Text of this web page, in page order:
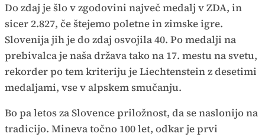
Do zdaj je šlo v zgodovini največ medalj v ZDA, in
sicer 2.827, če štejemo poletne in zimske igre.
Slovenija jih je do zdaj osvojila 40. Po medalji na
prebivalca je naša država tako na 17. mestu na svetu,
rekorder po tem kriteriju je Liechtenstein z desetimi
medaljami, vse v alpskem smučanju.
Bo pa letos za Slovence priložnost, da se naslonijo na
tradicijo. Mineva točno 100 let, odkar je prvi